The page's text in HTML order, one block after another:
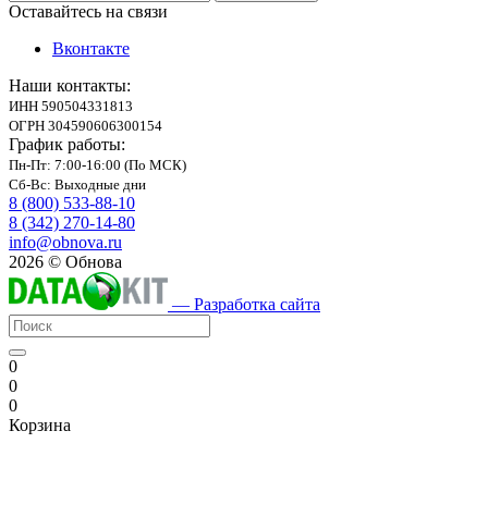
Оставайтесь на связи
Вконтакте
Наши контакты:
ИНН 590504331813
ОГРН 304590606300154
График работы:
Пн-Пт: 7:00-16:00 (По МСК)
Сб-Вс: Выходные дни
8 (800) 533-88-10
8 (342) 270-14-80
info@obnova.ru
2026 © Обнова
— Разработка сайта
0
0
0
Корзина